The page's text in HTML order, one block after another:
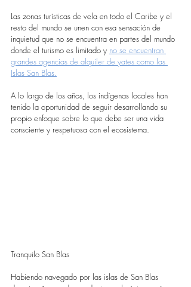
Las zonas turísticas de vela en todo el Caribe y el
resto del mundo se unen con esa sensación de
inquietud que no se encuentra en partes del mundo
donde el turismo es limitado y no se encuentran
grandes agencias de alquiler de yates como las
Islas San Blas.
A lo largo de los años, los indígenas locales han
tenido la oportunidad de seguir desarrollando su
propio enfoque sobre lo que debe ser una vida
consciente y respetuosa con el ecosistema.
Tranquilo San Blas
Habiendo navegado por las islas de San Blas